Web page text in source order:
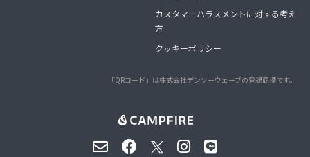
カスタマーハラスメントに対する考え
方
クッキーポリシー
「QRコード」は株式会社デンソーウェーブの登録商標です。